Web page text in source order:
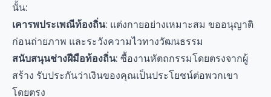
นั้น:
เคารพประเพณีท้องถิ่น: แต่งกายอย่างเหมาะสม ขออนุญาติ
ก่อนถ่ายภาพ และระวังความไวทางวัฒนธรรม
สนับสนุนช่างฝีมือท้องถิ่น: ซื้องานหัตถกรรมโดยตรงจากผู้
สร้าง รับประกันว่าเงินของคุณเป็นประโยชน์ต่อพวกเขา
โดยตรง